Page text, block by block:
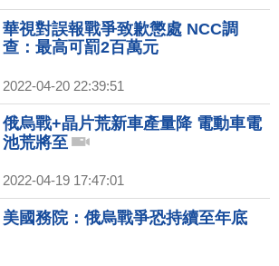
華視對誤報戰爭致歉懲處 NCC調
查：最高可罰2百萬元
2022-04-20 22:39:51
俄烏戰+晶片荒新車產量降 電動車電
池荒將至
2022-04-19 17:47:01
美國務院：俄烏戰爭恐持續至年底